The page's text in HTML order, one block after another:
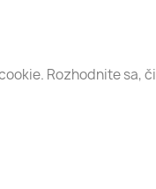
Rozhodnite